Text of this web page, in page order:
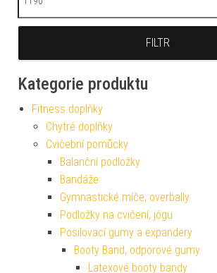
FILTR
Kategorie produktu
Fitness doplňky
Chytré doplňky
Cvičební pomůcky
Balanční podložky
Bandáže
Gymnastické míče, overbally
Podložky na cvičení, jógu
Posilovací gumy a expandery
Booty Band, odporové gumy
Latexové booty bandy